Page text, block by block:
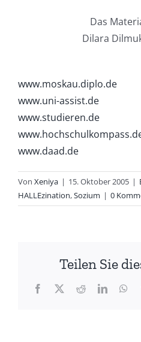
Das
Dilara
www.moskau.diplo.de
www.uni-assist.de
www.studieren.de
www.daad.de
Von Xeniya | 15. Oktober 2005 |
HALLEzination,Sozium | 0
Teilen Sie
Facebook
X RedditLinkedIn